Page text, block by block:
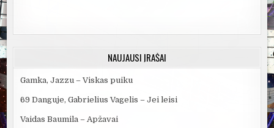
NAUJAUSI ĮRAŠAI
Gamka, Jazzu – Viskas puiku
69 Danguje, Gabrielius Vagelis – Jei leisi
Vaidas Baumila – Apžavai